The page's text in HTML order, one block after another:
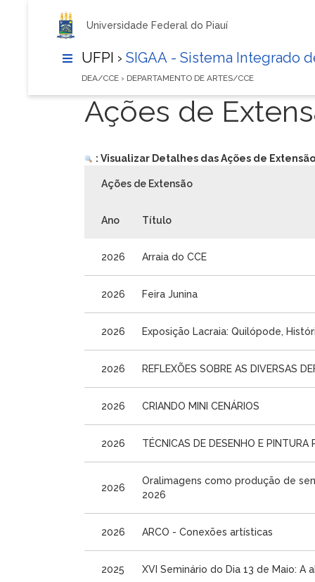
Universidade Federal do Piauí
UFPI › SIGAA - Sistema Integrado
DEA/CCE › DEPARTAMENTO DE ARTES/CCE
Ações de
: Visualizar Detalhes das Ações de Extensão
Ações de Extensão
Ano Título
2026 Arraia do CCE
2026 Feira Junina
2026 Exposição Lacraia: Quilópode,
2026 REFLEXÕES SOBRE AS DIVERSAS
2026 CRIANDO MINI CENÁRIOS
2026 TÉCNICAS DE DESENHO E PINTURA
2026
Oralimagens como produção de
2026
2026 ARCO - Conexões artísticas
2025 XVI Seminário do Dia 13 de Maio: